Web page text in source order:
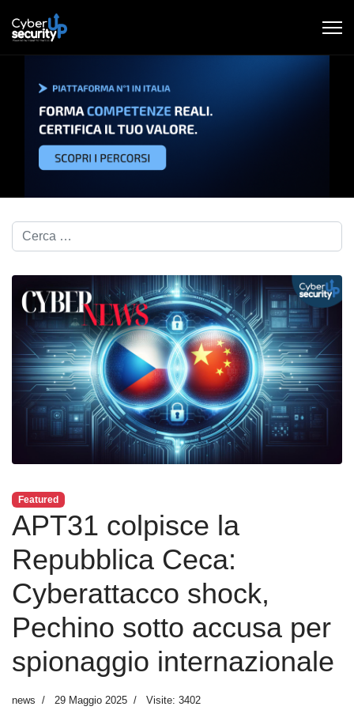
Cerca nel blog...
Featured
APT31 colpisce la
Repubblica Ceca:
Cyberattacco shock,
Pechino sotto accusa per
spionaggio internazionale
news 29 Maggio 2025 Visite: 3402